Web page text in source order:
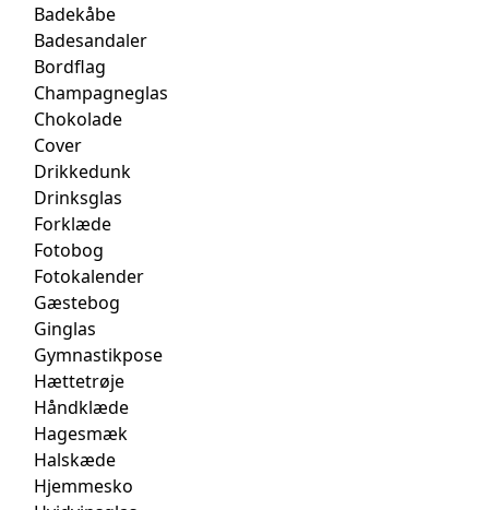
Badekåbe
Badesandaler
Bordflag
Champagneglas
Chokolade
Cover
Drikkedunk
Drinksglas
Forklæde
Fotobog
Fotokalender
Gæstebog
Ginglas
Gymnastikpose
Hættetrøje
Håndklæde
Hagesmæk
Halskæde
Hjemmesko